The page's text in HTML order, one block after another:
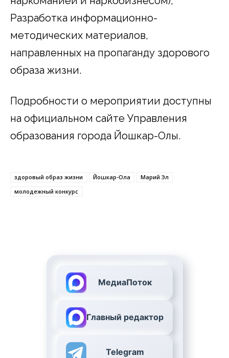
Разработка информационно-
методических материалов,
направленных на пропаганду здорового
образа жизни.
Подробности о мероприятии доступны
на официальном сайте Управления
образования города Йошкар-Олы.
здоровый образ жизни Йошкар-Ола
Марий Эл
молодежный конкурс
МедиаПоток
Главный редактор
Telegram